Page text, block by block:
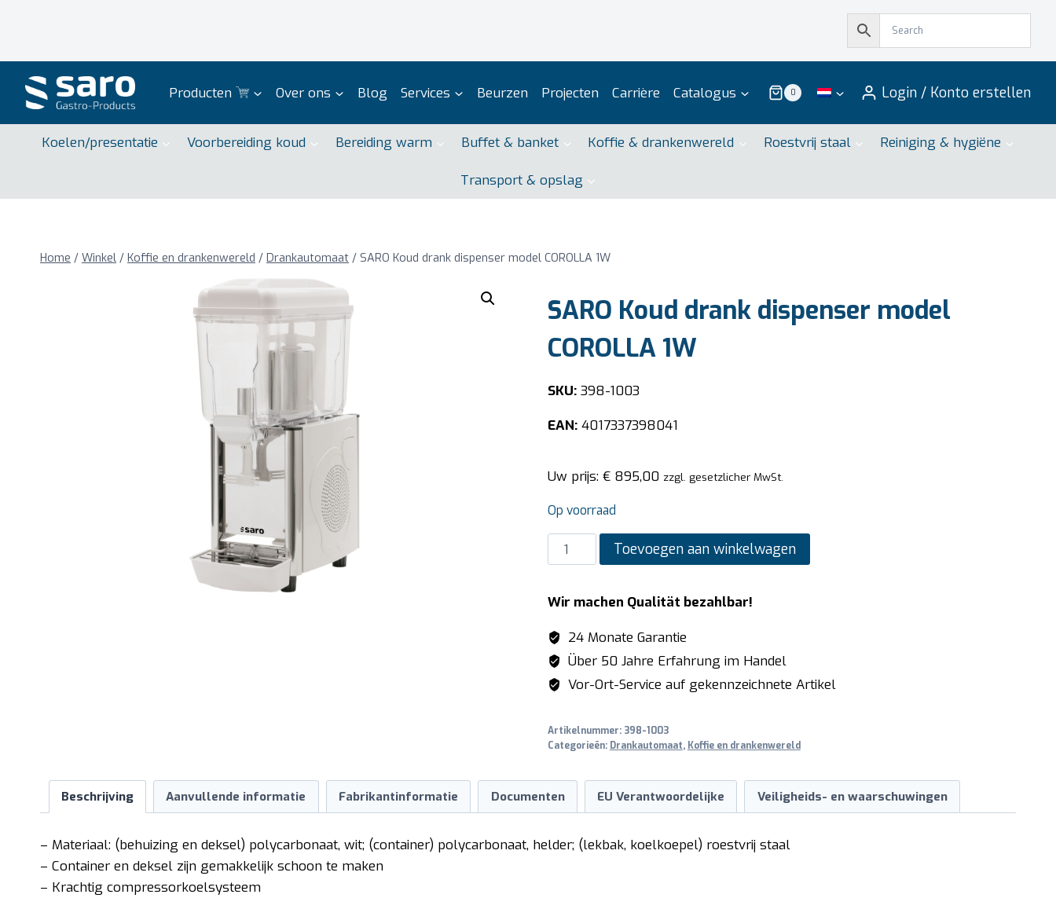
Producten Over ons Blog Services Beurzen Projecten Carrière Catalogus 0 Login / Konto erstellen
Koelen/presentatie Voorbereiding koud Bereiding warm Buffet & banket Koffie & drankenwereld Roestvrij staal Reiniging & hygiëne
Transport & opslag
Home / Winkel / Koffie en drankenwereld / Drankautomaat / SARO Koud drank dispenser model COROLLA 1W
SARO Koud drank dispenser model
COROLLA 1W
SKU:398-1003
EAN:4017337398041
Uw prijs: €895,00 zzgl. gesetzlicher MwSt.
Op voorraad
SARO
Koud
dispenser
model
COROLLA
1W
aantal
Toevoegen aan winkelwagen
Wir machen Qualität bezahlbar!
24 Monate Garantie
Über 50 Jahre Erfahrung im Handel
Vor-Ort-Service auf gekennzeichnete Artikel
Artikelnummer: 398-1003
Categorieën: Drankautomaat, Koffie en drankenwereld
Beschrijving Aanvullende informatie Fabrikantinformatie Documenten EU Verantwoordelijke Veiligheids- en waarschuwingen
– Materiaal: (behuizing en deksel) polycarbonaat, wit; (container) polycarbonaat, helder; (lekbak, koelkoepel) roestvrij staal
– Container en deksel zijn gemakkelijk schoon te maken
– Krachtig compressorkoelsysteem